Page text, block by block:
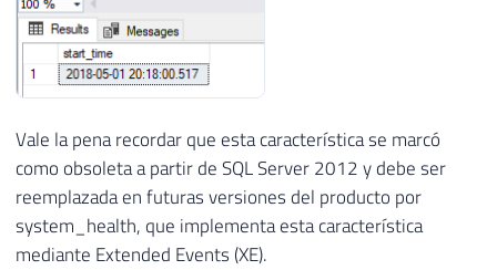
Vale la pena recordar que esta característica se marcó
como obsoleta a partir de SQL Server 2012 y debe ser
reemplazada en futuras versiones del producto por
system_health, que implementa esta característica
mediante Extended Events (XE).